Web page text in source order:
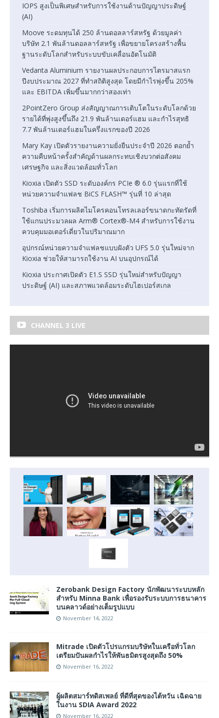
IOPS สูงเป็นพิเศษสำหรับการใช้งานด้านปัญญาประดิษฐ์
(AI)
Moove ระดมทุนได้ 250 ล้านดอลลาร์สหรัฐ ด้วยมูลค่า
บริษัท 2.1 พันล้านดอลลาร์สหรัฐ เพื่อขยายโครงสร้างพื้น
ฐานระดับโลกสำหรับระบบขับเคลื่อนอัตโนมัติ
Vedanta Aluminium รายงานผลประกอบการไตรมาสแรก
ปีงบประมาณ 2027 ที่ทำสถิติสูงสุด โดยมีกำไรพุ่งขึ้น 205%
และ EBITDA เพิ่มขึ้นมากกว่าสองเท่า
2PointZero Group ส่งสัญญาณการเติบโตในระดับโลกด้วย
รายได้ที่พุ่งสูงขึ้นถึง 21.9 พันล้านเดอร์แฮม และกำไรสุทธิ
7.7 พันล้านเดอร์แฮมในครึ่งแรกของปี 2026
Mary Kay เปิดตัวรายงานความยั่งยืนประจำปี 2026 ตอกย้ำ
ความคืบหน้าครั้งสำคัญด้านผลกระทบเชิงบวกต่อสังคม
เศรษฐกิจ และสิ่งแวดล้อมทั่วโลก
Kioxia เปิดตัว SSD ระดับองค์กร PCIe ® 6.0 รุ่นแรกที่ใช้
หน่วยความจำแฟลช BiCS FLASH™ รุ่นที่ 10 ล่าสุด
Toshiba เริ่มการผลิตไมโครคอนโทรลเลอร์ขนาดกะทัดรัดที่
ใช้แกนประมวลผล Arm® Cortex®-M4 สำหรับการใช้งาน
ควบคุมมอเตอร์เดี่ยวในปริมาณมาก
อุปกรณ์หน่วยความจำแฟลชแบบฝังตัว UFS 5.0 รุ่นใหม่จาก
Kioxia ช่วยให้สามารถใช้งาน AI บนอุปกรณ์ได้
Kioxia ประกาศเปิดตัว E1.S SSD รุ่นใหม่สำหรับปัญญา
ประดิษฐ์ (AI) และสภาพแวดล้อมระดับไฮเปอร์สเกล
CHANNEL 3 LIVE
Zerobank Design Factory นักพัฒนาระบบหลัก
สำหรับ Minna Bank เพื่อรองรับระบบการธนาคาร
บนคลาวด์อย่างเต็มรูปแบบ
November 14, 2022
Mitrade เปิดตัวโปรแกรมบริษัทในเครือทั่วโลก
เตรียมปันผลกำไรให้พันธมิตรสูงสุดถึง 50%
November 16, 2022
ผู้ผลิตสมาร์ทดิสเพลย์ ที่ดีที่สุดของไต้หวัน เฉิดฉาย
ในงาน SDIA Award 2022
November 16, 2022